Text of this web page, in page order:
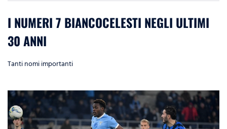
I NUMERI 7 BIANCOCELESTI NEGLI ULTIMI
30 ANNI
Tanti nomi importanti